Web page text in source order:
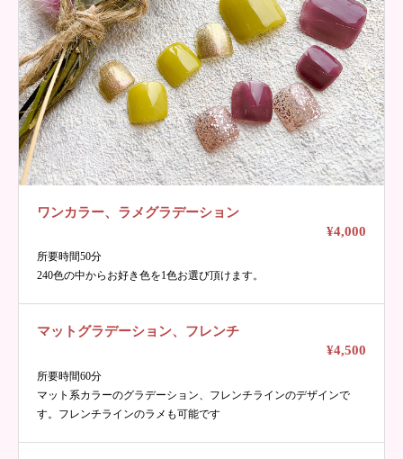
ワンカラー、ラメグラデーション
¥4,000
所要時間50分
240色の中からお好き色を1色お選び頂けます。
マットグラデーション、フレンチ
¥4,500
所要時間60分
マット系カラーのグラデーション、フレンチラインのデザインで
す。フレンチラインのラメも可能です